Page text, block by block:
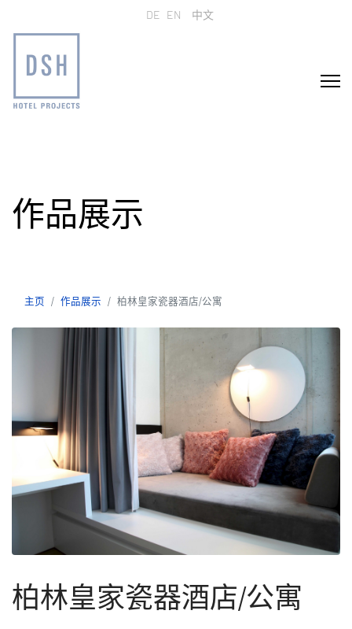
选择你的语音
DE EN 中文
作品展示
主页 作品展示 柏林皇家瓷器酒店/公寓
柏林皇家瓷器酒店/公寓